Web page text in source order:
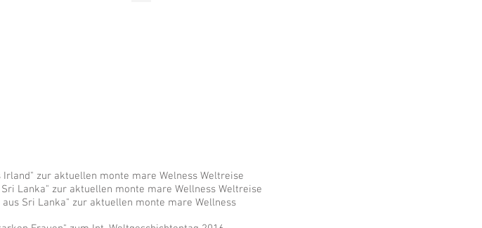
zur aktuellen monte mare Welness Weltreise
Lanka" zur aktuellen monte mare Wellness Weltreise
Sri Lanka" zur aktuellen monte mare Wellness